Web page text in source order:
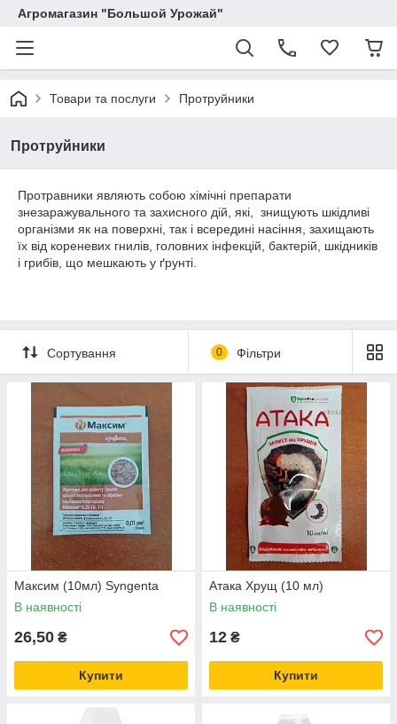
Агромагазин "Большой Урожай"
Товари та послуги Протруйники
Протруйники
Протравники являють собою хімічні препарати
знезаражувального та захисного дій, які, знищують шкідливі
організми як на поверхні, так і всередині насіння, захищають
їх від кореневих гнилів, головних інфекцій, бактерій, шкідників
і грибів, що мешкають у ґрунті.
Сортування 0 Фільтри
Максим (10мл) Syngenta
В наявності
26,50 ₴
Купити
Атака Хрущ (10 мл)
В наявності
12 ₴
Купити